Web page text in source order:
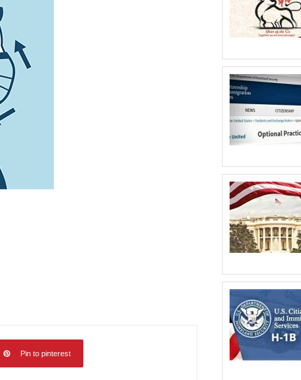
Pin to pinterest